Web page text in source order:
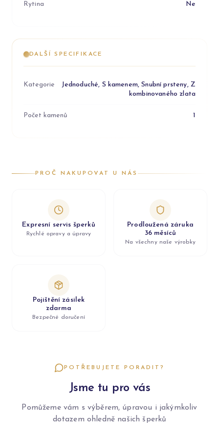
Rytina Ne
DALŠÍ SPECIFIKACE
Kategorie
Jednoduché, S kamenem, Snubní prsteny, Z
kombinovaného zlata
Počet kamenů 1
PROČ NAKUPOVAT U NÁS
Expresní servis šperků
Rychlé opravy a úpravy
Prodloužená záruka
36 měsíců
Na všechny naše výrobky
Pojištění zásilek
zdarma
Bezpečné doručení
POTŘEBUJETE PORADIT?
Jsme tu pro vás
Pomůžeme vám s výběrem, úpravou i jakýmkoliv
dotazem ohledně našich šperků